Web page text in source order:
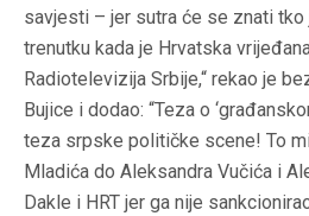
savjesti – jer sutra će se znati tko
trenutku kada je Hrvatska
Radiotelevizija Srbije,“ rekao je
Bujice i dodao: “Teza o
teza srpske političke scene! To
Mladića do Aleksandra Vučića i
Dakle i HRT jer ga nije